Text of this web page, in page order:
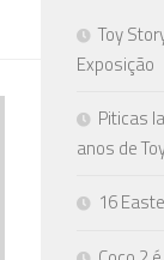
Toy
Exposição
Piticas
anos de
16